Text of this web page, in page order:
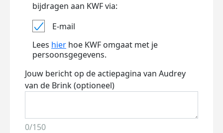
bijdragen aan KWF via:
E-mail
Lees hier hoe KWF omgaat met je
persoonsgegevens.
Jouw bericht op de actiepagina van Audrey
van de Brink (optioneel)
0/150